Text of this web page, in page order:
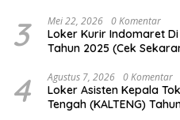
3 Mei 22, 2026 0 Komentar
Loker Kurir Indomaret
Tahun 2025 (Cek
4 Agustus 7, 2026 0 Komentar
Loker Asisten Kepala
Tengah (KALTENG)